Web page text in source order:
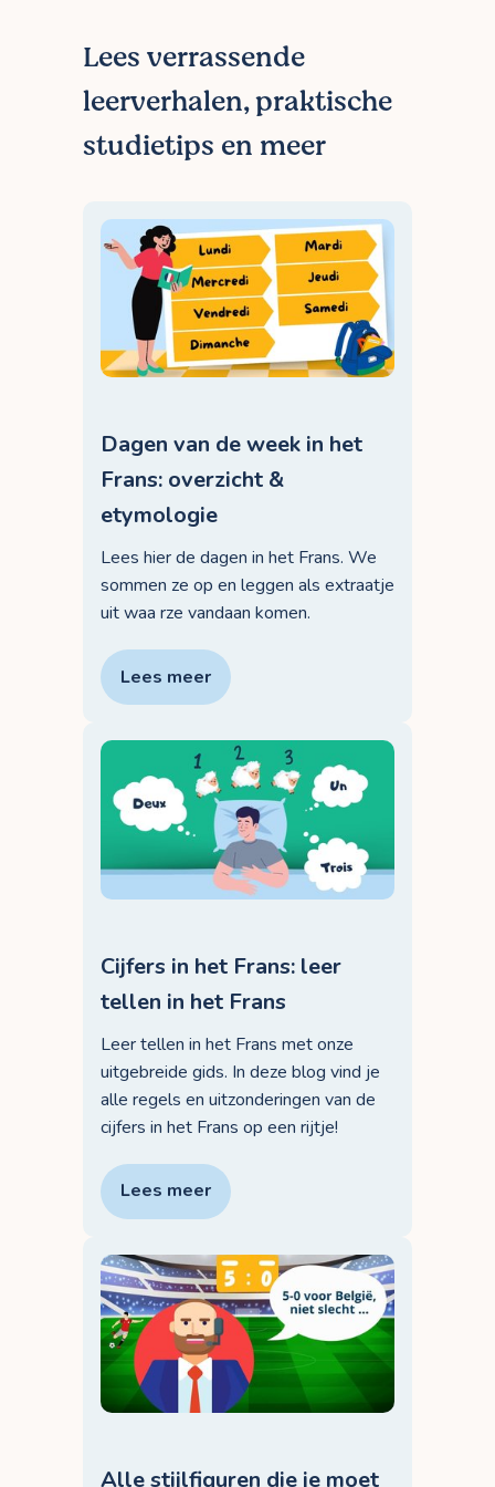
Lees verrassende
leerverhalen, praktische
studietips en meer
Dagen van de week in het
Frans: overzicht &
etymologie
Lees hier de dagen in het Frans. We
sommen ze op en leggen als extraatje
uit waa rze vandaan komen.
Lees meer
Cijfers in het Frans: leer
tellen in het Frans
Leer tellen in het Frans met onze
uitgebreide gids. In deze blog vind je
alle regels en uitzonderingen van de
cijfers in het Frans op een rijtje!
Lees meer
Alle stijlfiguren die je moet